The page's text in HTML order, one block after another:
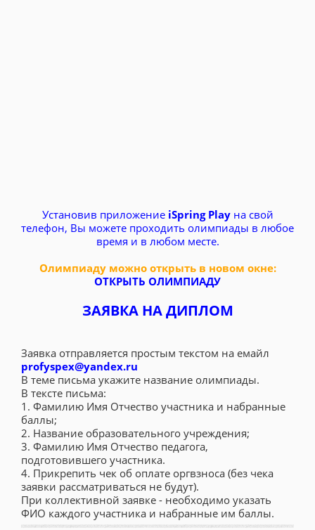
Установив приложение iSpring Playна свой
телефон, Вы можете проходить олимпиады в любое
время и в любом месте.
Олимпиаду можно открыть в новом окне:
ОТКРЫТЬ ОЛИМПИАДУ
ЗАЯВКА НА ДИПЛОМ
Заявка отправляется простым текстом на емайл
profyspex@yandex.ru
В теме письма укажите название олимпиады.
В тексте письма:
1. Фамилию Имя Отчество участника и набранные
баллы;
2. Название образовательного учреждения;
3. Фамилию Имя Отчество педагога,
подготовившего участника.
4. Прикрепить чек об оплате оргвзноса (без чека
заявки рассматриваться не будут).
При коллективной заявке - необходимо указать
ФИО каждого участника и набранные им баллы.